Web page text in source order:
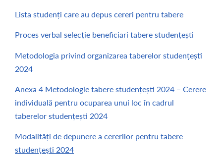
Lista studenți care au depus cereri pentru tabere
Proces verbal selecție beneficiari tabere studențești
Metodologia privind organizarea taberelor studențești
2024
Anexa 4 Metodologie tabere studențești 2024 – Cerere
individuală pentru ocuparea unui loc în cadrul
taberelor studențești 2024
Modalități de depunere a cererilor pentru tabere
studențești 2024